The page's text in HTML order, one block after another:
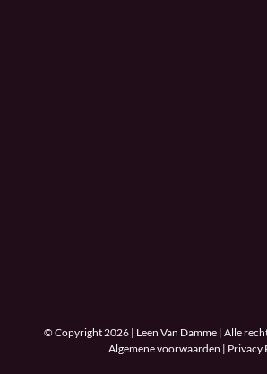
© Copyright 2026 | Leen Van Damme | Alle
Algemene voorwaarden | Privacy